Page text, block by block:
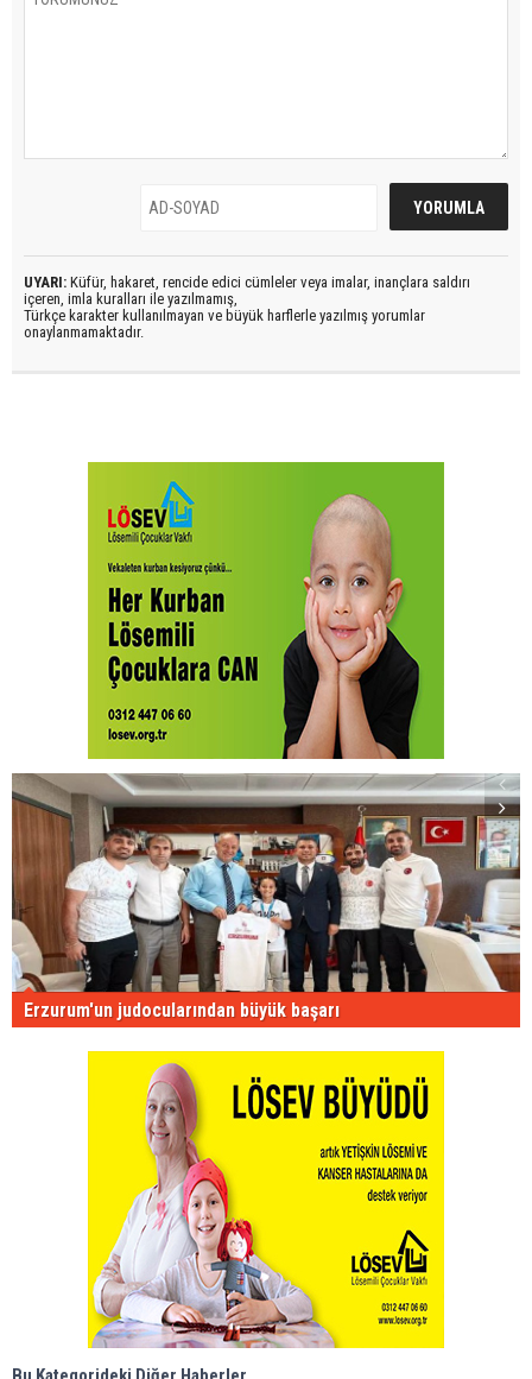
UYARI: Küfür, hakaret, rencide edici cümleler veya imalar, inançlara saldırı
içeren, imla kuralları ile yazılmamış,
Türkçe karakter kullanılmayan ve büyük harflerle yazılmış yorumlar
onaylanmamaktadır.
Erzurum'un judocularından büyük başarı